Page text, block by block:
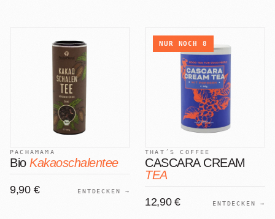
PACHAMAMA
Bio Kakaoschalentee
9,90 € ENTDECKEN →
NUR NOCH 8
THAT´S COFFEE
CASCARA CREAM
TEA
12,90 € ENTDECKEN →